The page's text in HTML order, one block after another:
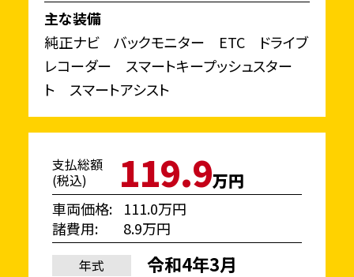
主な装備
純正ナビ バックモニター ETC ドライブ
レコーダー スマートキープッシュスター
ト スマートアシスト
支払総額
(税込)
119.9万円
車両価格
111.0万円
諸費用
8.9万円
年式 令和4年3月